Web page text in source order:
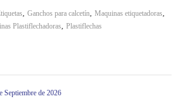
, Ganchos para calcetín, Maquinas etiquetadoras,
Plastiflechadoras, Plastiflechas
de 2026